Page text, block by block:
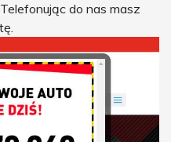
do nas masz